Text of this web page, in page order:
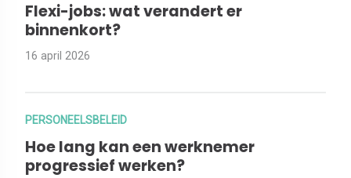
Flexi-jobs: wat verandert er
binnenkort?
16 april 2026
PERSONEELSBELEID
Hoe lang kan een werknemer
progressief werken?